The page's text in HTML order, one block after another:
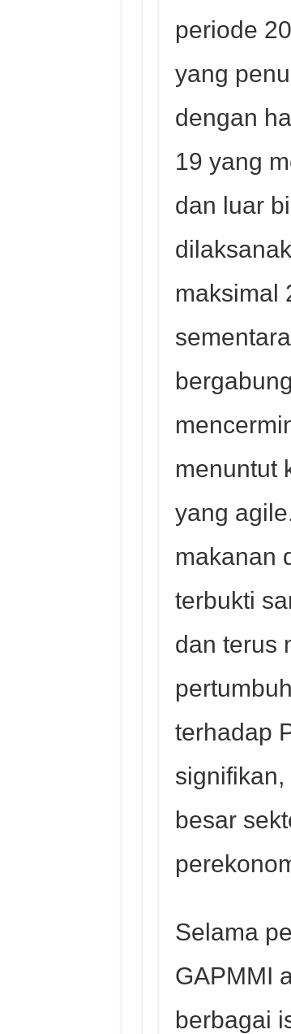
periode
yang
dengan
19 yang
dan luar
maksimal
menuntut
yang
makanan
terbukti
dan terus
terhadap
besar
Selama
GAPMMI
berbagai